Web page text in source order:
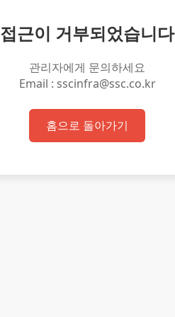
접근이 거부되었습니다
관리자에게 문의하세요
Email : sscinfra@ssc.co.kr
홈으로 돌아가기